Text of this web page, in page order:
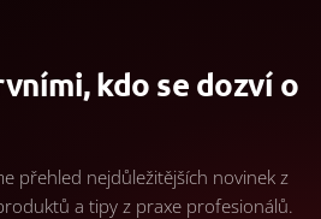
kdo se dozví o
přehled nejdůležitějších novinek z
a tipy z praxe profesionálů.